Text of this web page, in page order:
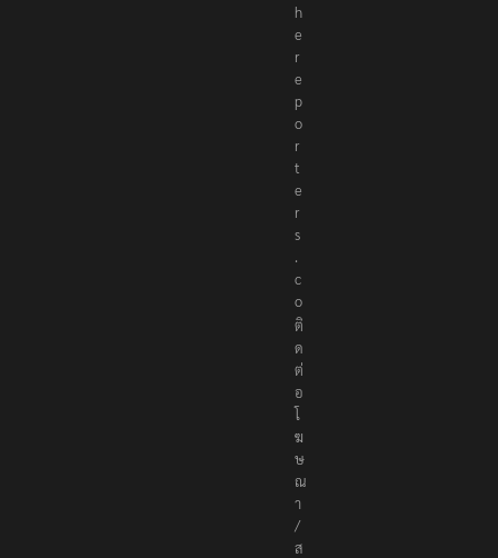
t
h
e
r
e
p
o
r
t
e
r
s
.
c
o
ติ
ด
ต่
อ
โ
ฆ
ษ
ณ
า
/